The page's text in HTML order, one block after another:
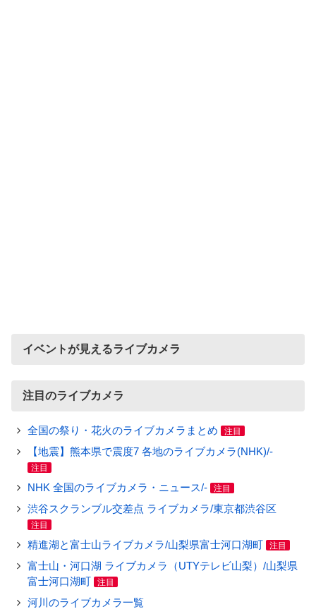
イベントが見えるライブカメラ
注目のライブカメラ
全国の祭り・花火のライブカメラまとめ 注目
【地震】熊本県で震度7 各地のライブカメラ(NHK)/-
注目
NHK 全国のライブカメラ・ニュース/- 注目
渋谷スクランブル交差点 ライブカメラ/東京都渋谷区
注目
精進湖と富士山ライブカメラ/山梨県富士河口湖町 注目
富士山・河口湖 ライブカメラ（UTYテレビ山梨）/山梨県
富士河口湖町
注目
河川のライブカメラ一覧